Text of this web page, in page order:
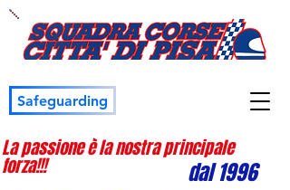
Safeguarding
La passione è la nostra principale
forza!!! dal 1996